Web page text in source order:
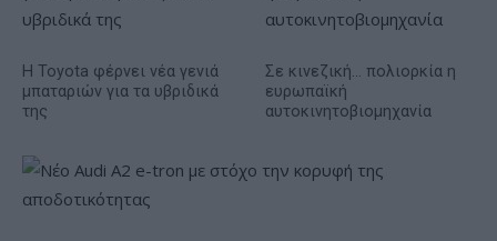
Η Toyota φέρνει νέα γενιά
μπαταριών για τα υβριδικά
της
Σε κινεζική… πολιορκία η
ευρωπαϊκή
αυτοκινητοβιομηχανία